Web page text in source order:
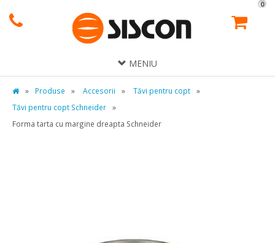
0
MENIU
» Produse » Accesorii » Tăvi pentru copt
»
Tăvi pentru copt Schneider
»
Forma tarta cu margine dreapta Schneider